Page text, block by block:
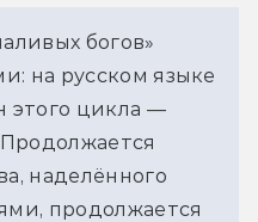
богов»
на русском языке
этого цикла —
наделённого
продолжается